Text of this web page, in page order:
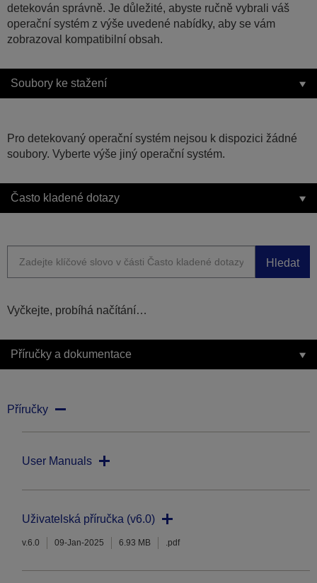
detekován správně. Je důležité, abyste ručně vybrali váš
operační systém z výše uvedené nabídky, aby se vám
zobrazoval kompatibilní obsah.
Soubory ke stažení
Pro detekovaný operační systém nejsou k dispozici žádné
soubory. Vyberte výše jiný operační systém.
Často kladené dotazy
Hledat
Vyčkejte, probíhá načítání…
Příručky a dokumentace
Příručky
User Manuals
Uživatelská příručka (v6.0)
v.6.0 09-Jan-2025 6.93 MB .pdf